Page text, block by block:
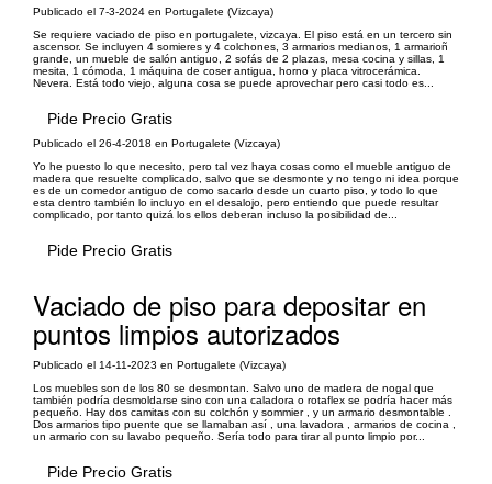
Publicado el 7-3-2024 en Portugalete (Vizcaya)
Se requiere vaciado de piso en portugalete, vizcaya. El piso está en un tercero sin
ascensor. Se incluyen 4 somieres y 4 colchones, 3 armarios medianos, 1 armarioñ
grande, un mueble de salón antiguo, 2 sofás de 2 plazas, mesa cocina y sillas, 1
mesita, 1 cómoda, 1 máquina de coser antigua, horno y placa vitrocerámica.
Nevera. Está todo viejo, alguna cosa se puede aprovechar pero casi todo es...
Pide Precio Gratis
Publicado el 26-4-2018 en Portugalete (Vizcaya)
Yo he puesto lo que necesito, pero tal vez haya cosas como el mueble antiguo de
madera que resuelte complicado, salvo que se desmonte y no tengo ni idea porque
es de un comedor antiguo de como sacarlo desde un cuarto piso, y todo lo que
esta dentro también lo incluyo en el desalojo, pero entiendo que puede resultar
complicado, por tanto quizá los ellos deberan incluso la posibilidad de...
Pide Precio Gratis
Vaciado de piso para depositar en
puntos limpios autorizados
Publicado el 14-11-2023 en Portugalete (Vizcaya)
Los muebles son de los 80 se desmontan. Salvo uno de madera de nogal que
también podría desmoldarse sino con una caladora o rotaflex se podría hacer más
pequeño. Hay dos camitas con su colchón y sommier , y un armario desmontable .
Dos armarios tipo puente que se llamaban así , una lavadora , armarios de cocina ,
un armario con su lavabo pequeño. Sería todo para tirar al punto limpio por...
Pide Precio Gratis